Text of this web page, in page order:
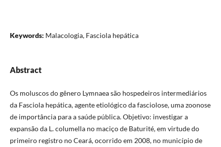
Keywords: Malacologia, Fasciola hepática
Abstract
Os moluscos do gênero Lymnaea são hospedeiros intermediários
da Fasciola hepática, agente etiológico da fasciolose, uma zoonose
de importância para a saúde pública. Objetivo: investigar a
expansão da L. columella no maciço de Baturité, em virtude do
primeiro registro no Ceará, ocorrido em 2008, no município de